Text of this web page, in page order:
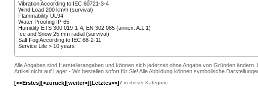
Vibration According to IEC 60721-3-4
Wind Load 200 km/h (survival)
Flammability UL94
Water Proofing IP-65
Humidity ETS 300 019-1-4, EN 302 085 (annex. A.1.1)
Ice and Snow 25 mm radial (survival)
Salt Fog According to IEC 68-2-11
Service Life > 10 years
Alle Angaben sind Herstellerangaben und können sich jederzeit ohne Angabe von Gründen ändern.
Artikel nicht auf Lager - Wir bestellen sofort für Sie! Alle Abbildung können symbolische
[<<Erstes][<zurück][weiter>][Letztes>>]7 in dieser Kategorie